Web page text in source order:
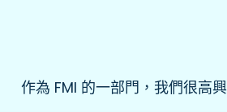
作為 FMI 的一部門，我們很高